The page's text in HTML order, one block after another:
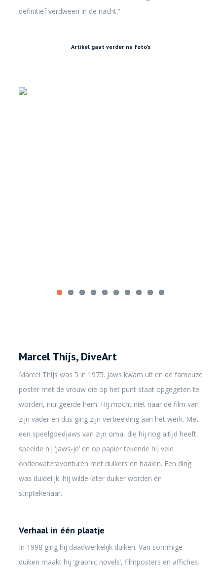
definitief verdween in de nacht.”
Artikel gaat verder na foto’s
Marcel Thijs, DiveArt
Marcel Thijs was 5 in 1975. Jaws kwam uit en de fameuze
poster met de vrouw die op het punt staat opgegeten te
worden, intrigeerde hem. Hij mocht niet naar de film van
zijn vader en dus ging zijn verbeelding aan het werk. Met
een speelgoedjaws van zijn oma, die hij nog altijd heeft,
speelde hij ‘Jaws-je’ en op papier tekende hij vele
onderwateravonturen met duikers en haaien. Een ding
was duidelijk: hij wilde later duiker worden én
striptekenaar.
Verhaal in één plaatje
In 1998 ging hij daadwerkelijk duiken. Van sommige
duiken maakt hij ‘graphic novels’, filmposters en affiches.